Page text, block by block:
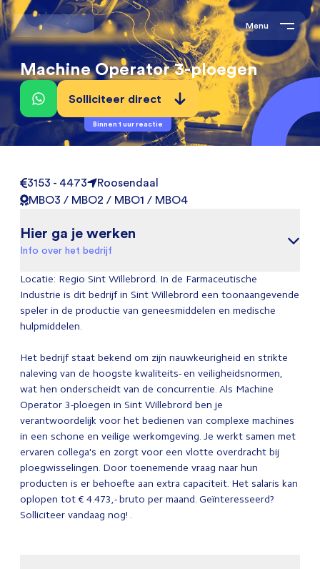
Menu
Machine Operator 3-ploegen
Solliciteer direct
Binnen 1 uur reactie
3153 - 4473
Roosendaal
MBO3 / MBO2 / MBO1 / MBO4
Hier ga je werken
Info over het bedrijf
Locatie: Regio Sint Willebrord. In de Farmaceutische
Industrie is dit bedrijf in Sint Willebrord een toonaangevende
speler in de productie van geneesmiddelen en medische
hulpmiddelen.
Het bedrijf staat bekend om zijn nauwkeurigheid en strikte
naleving van de hoogste kwaliteits- en veiligheidsnormen,
wat hen onderscheidt van de concurrentie. Als Machine
Operator 3-ploegen in Sint Willebrord ben je
verantwoordelijk voor het bedienen van complexe machines
in een schone en veilige werkomgeving. Je werkt samen met
ervaren collega's en zorgt voor een vlotte overdracht bij
ploegwisselingen. Door toenemende vraag naar hun
producten is er behoefte aan extra capaciteit. Het salaris kan
oplopen tot € 4.473,- bruto per maand. Geïnteresseerd?
Solliciteer vandaag nog! .